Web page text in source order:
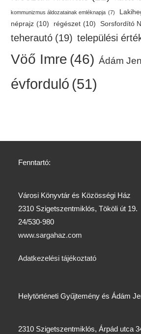
kommunizmus áldozatainak emléknapja (7)
néprajz (10) régészet (10) Sorsfordító
teherautó (19) települési
Vöő Imre (46) Ádám
évforduló (51)
Fenntartó:
Városi Könyvtár és Közösségi Ház
2310 Szigetszentmiklós, Tököli út 19.
24/530-980
www.sargahaz.com
Adatkezelési tájékoztató
Helytörténeti Gyűjtemény és Ádám
2310 Szigetszentmiklós, Árpád utca